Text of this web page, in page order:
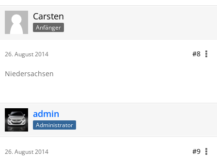
Carsten
Anfänger
26. August 2014 #8
Niedersachsen
admin
Administrator
26. August 2014 #9